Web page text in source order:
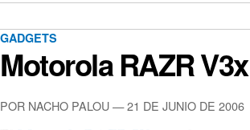
GADGETS
Motorola RAZR V3x
POR NACHO PALOU — 21 DE JUNIO DE 2006